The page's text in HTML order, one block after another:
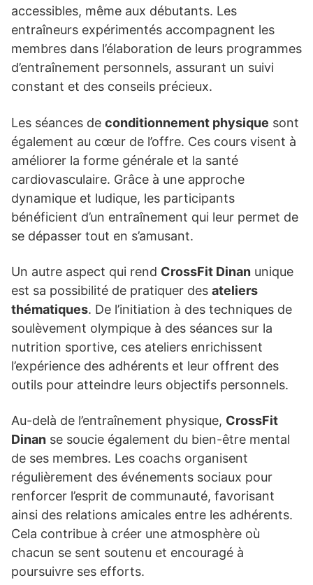
accessibles, même aux débutants. Les
entraîneurs expérimentés accompagnent les
membres dans l’élaboration de leurs programmes
d’entraînement personnels, assurant un suivi
constant et des conseils précieux.
Les séances de conditionnement physique sont
également au cœur de l’offre. Ces cours visent à
améliorer la forme générale et la santé
cardiovasculaire. Grâce à une approche
dynamique et ludique, les participants
bénéficient d’un entraînement qui leur permet de
se dépasser tout en s’amusant.
Un autre aspect qui rend CrossFit Dinan unique
est sa possibilité de pratiquer des ateliers
thématiques. De l’initiation à des techniques de
soulèvement olympique à des séances sur la
nutrition sportive, ces ateliers enrichissent
l’expérience des adhérents et leur offrent des
outils pour atteindre leurs objectifs personnels.
Au-delà de l’entraînement physique, CrossFit
Dinan se soucie également du bien-être mental
de ses membres. Les coachs organisent
régulièrement des événements sociaux pour
renforcer l’esprit de communauté, favorisant
ainsi des relations amicales entre les adhérents.
Cela contribue à créer une atmosphère où
chacun se sent soutenu et encouragé à
poursuivre ses efforts.